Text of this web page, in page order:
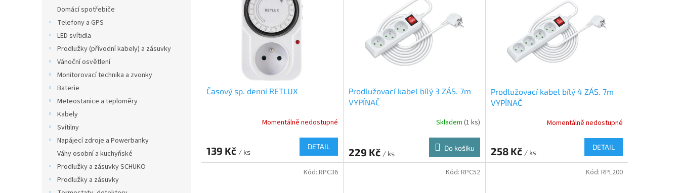
Domácí spotřebiče
Telefony a GPS
LED svítidla
Prodlužky (přívodní kabely) a zásuvky
Vánoční osvětlení
Monitorovací technika a zvonky
Baterie
Meteostanice a teploměry
Kabely
Svítilny
Napájecí zdroje a Powerbanky
Váhy osobní a kuchyňské
Prodlužky a zásuvky SCHUKO
Prodlužky a zásuvky
Časový sp. denní RETLUX
Momentálně nedostupné
139 Kč / ks
DETAIL
Prodlužovací kabel bílý 3 ZÁS. 7m
VYPÍNAČ
Skladem (1 ks)
229 Kč / ks
Do košíku
Prodlužovací kabel bílý 4 ZÁS. 7m
VYPÍNAČ
Momentálně nedostupné
258 Kč / ks
DETAIL
Kód: RPC36 Kód: RPC52 Kód: RPL200